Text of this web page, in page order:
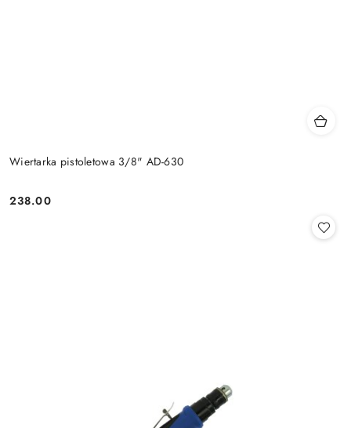
Wiertarka pistoletowa 3/8" AD-630
Cena:
238.00